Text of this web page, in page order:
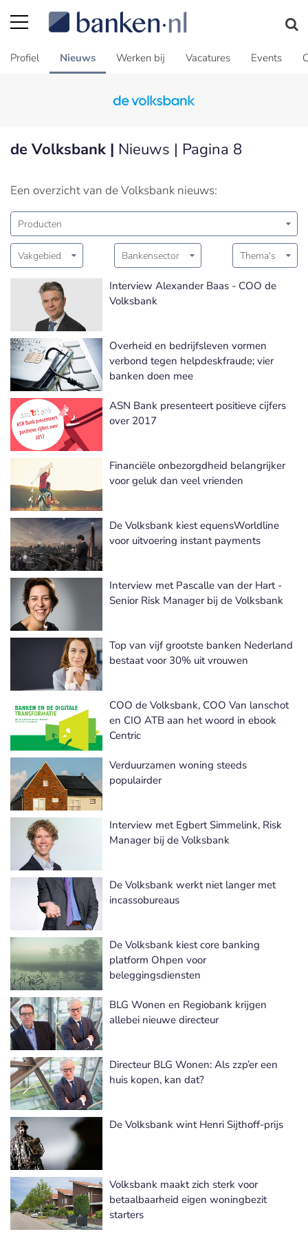
Profiel Nieuws Werken bij Vacatures Events
de Volksbank | Nieuws | Pagina 8
Een overzicht van de Volksbank nieuws:
Producten
Vakgebied Bankensector Thema's
Interview Alexander Baas - COO de
Volksbank
Overheid en bedrijfsleven vormen
verbond tegen helpdeskfraude; vier
banken doen mee
ASN Bank presenteert positieve cijfers
over 2017
Financiële onbezorgdheid belangrijker
voor geluk dan veel vrienden
De Volksbank kiest equensWorldline
voor uitvoering instant payments
Interview met Pascalle van der Hart -
Senior Risk Manager bij de Volksbank
Top van vijf grootste banken Nederland
bestaat voor 30% uit vrouwen
COO de Volksbank, COO Van lanschot
en CIO ATB aan het woord in ebook
Centric
Verduurzamen woning steeds
populairder
Interview met Egbert Simmelink, Risk
Manager bij de Volksbank
De Volksbank werkt niet langer met
incassobureaus
De Volksbank kiest core banking
platform Ohpen voor
beleggingsdiensten
BLG Wonen en Regiobank krijgen
allebei nieuwe directeur
Directeur BLG Wonen: Als zzp’er een
huis kopen, kan dat?
De Volksbank wint Henri Sijthoff-prijs
Volksbank maakt zich sterk voor
betaalbaarheid eigen woningbezit
starters